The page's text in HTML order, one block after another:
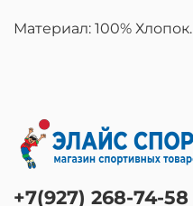
Материал: 100% Хлопок.
+7(927) 268-74-58